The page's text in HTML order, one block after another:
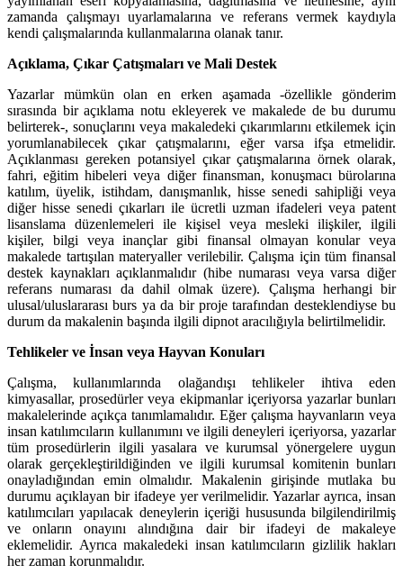
zamanda çalışmayı uyarlamalarına ve referans vermek kaydıyla
kendi çalışmalarında kullanmalarına olanak tanır.
Açıklama, Çıkar Çatışmaları ve Mali Destek
Yazarlar mümkün olan en erken aşamada -özellikle gönderim
sırasında bir açıklama notu ekleyerek ve makalede de bu durumu
belirterek-, sonuçlarını veya makaledeki çıkarımlarını etkilemek için
yorumlanabilecek çıkar çatışmalarını, eğer varsa ifşa etmelidir.
Açıklanması gereken potansiyel çıkar çatışmalarına örnek olarak,
fahri, eğitim hibeleri veya diğer finansman, konuşmacı bürolarına
katılım, üyelik, istihdam, danışmanlık, hisse senedi sahipliği veya
diğer hisse senedi çıkarları ile ücretli uzman ifadeleri veya patent
lisanslama düzenlemeleri ile kişisel veya mesleki ilişkiler, ilgili
kişiler, bilgi veya inançlar gibi finansal olmayan konular veya
makalede tartışılan materyaller verilebilir. Çalışma için tüm finansal
destek kaynakları açıklanmalıdır (hibe numarası veya varsa diğer
referans numarası da dahil olmak üzere). Çalışma herhangi bir
ulusal/uluslararası burs ya da bir proje tarafından desteklendiyse bu
durum da makalenin başında ilgili dipnot aracılığıyla belirtilmelidir.
Tehlikeler ve İnsan veya Hayvan Konuları
Çalışma, kullanımlarında olağandışı tehlikeler ihtiva eden
kimyasallar, prosedürler veya ekipmanlar içeriyorsa yazarlar bunları
makalelerinde açıkça tanımlamalıdır. Eğer çalışma hayvanların veya
insan katılımcıların kullanımını ve ilgili deneyleri içeriyorsa, yazarlar
tüm prosedürlerin ilgili yasalara ve kurumsal yönergelere uygun
olarak gerçekleştirildiğinden ve ilgili kurumsal komitenin bunları
onayladığından emin olmalıdır. Makalenin girişinde mutlaka bu
durumu açıklayan bir ifadeye yer verilmelidir. Yazarlar ayrıca, insan
katılımcıları yapılacak deneylerin içeriği hususunda bilgilendirilmiş
ve onların onayını alındığına dair bir ifadeyi de makaleye
eklemelidir. Ayrıca makaledeki insan katılımcıların gizlilik hakları
her zaman korunmalıdır.